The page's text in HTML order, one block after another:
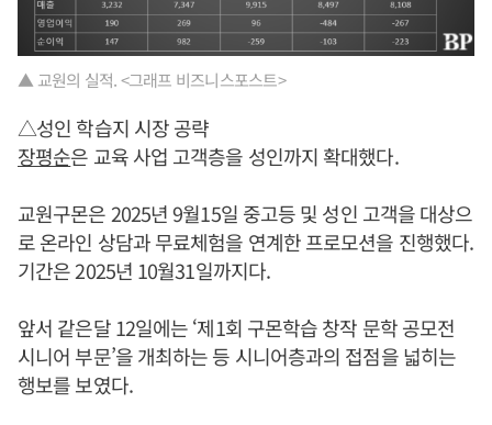
▲ 교원의 실적. <그래프 비즈니스포스트>
△성인 학습지 시장 공략
장평순은 교육 사업 고객층을 성인까지 확대했다.
교원구몬은 2025년 9월15일 중고등 및 성인 고객을 대상으
로 온라인 상담과 무료체험을 연계한 프로모션을 진행했다.
기간은 2025년 10월31일까지다.
앞서 같은달 12일에는 ‘제1회 구몬학습 창작 문학 공모전
시니어 부문’을 개최하는 등 시니어층과의 접점을 넓히는
행보를 보였다.